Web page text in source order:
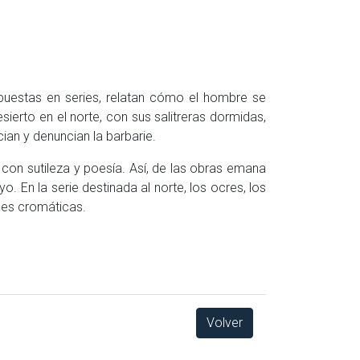
en series, relatan cómo el hombre se
en el norte, con sus salitreras dormidas,
y denuncian la barbarie.
sutileza y poesía. Así, de las obras emana
En la serie destinada al norte, los ocres, los
cromáticas.
Volver